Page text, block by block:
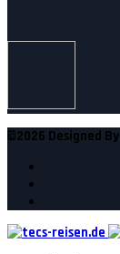
©2026 Designed By